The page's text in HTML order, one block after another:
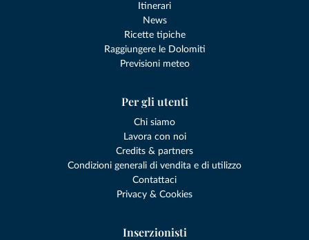
Itinerari
News
Ricette tipiche
Raggiungere le Dolomiti
Previsioni meteo
Per gli utenti
Chi siamo
Lavora con noi
Credits & partners
Condizioni generali di vendita e di utilizzo
Contattaci
Privacy & Cookies
Inserzionisti